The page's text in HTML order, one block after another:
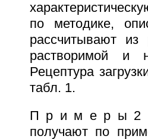
по методике,
рассчитывают из
растворимой и
Рецептура
табл. 1.
П р и м е р ы 2
получают по